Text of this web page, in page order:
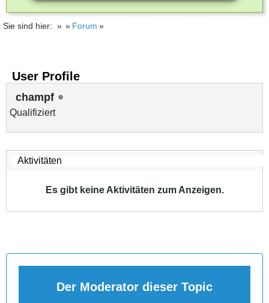
Sie sind hier: Forum
User Profile
champf
Qualifiziert
Es gibt keine Aktivitäten zum Anzeigen.
Der Moderator dieser Topic